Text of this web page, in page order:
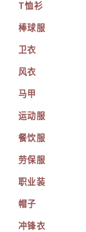
T恤衫
棒球服
卫衣
风衣
马甲
运动服
餐饮服
劳保服
职业装
帽子
冲锋衣